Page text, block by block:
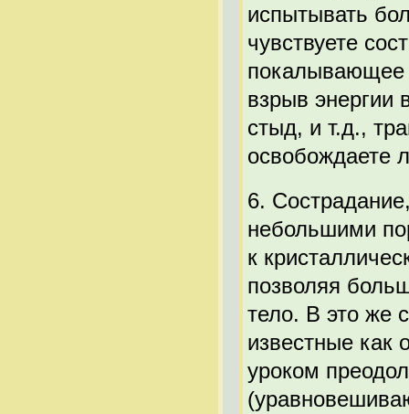
испытывать
чувствуете
покалывающее
взрыв энергии
стыд, и т.д.,
освобождаете
6.
небольшими
к
позволяя
тело. В это же
известные как
уроком